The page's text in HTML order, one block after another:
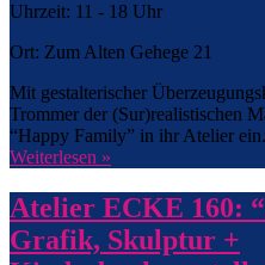
Uhrzeit: 11 - 18 Uhr
Ort: Zum Alten Gehege 21
Mit gestalterischer
Trommer der (Sur)realistischen
“Happy Family” in ihr Atelier ein.
Weiterlesen »
Atelier ECKE 160:
Grafik, Skulptur +